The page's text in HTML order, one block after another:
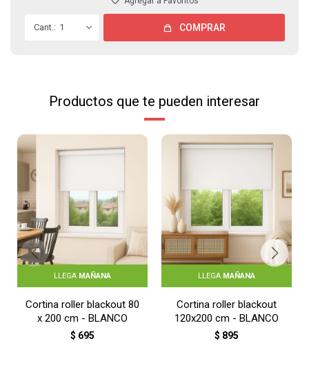
1 COMPRAR
Productos que te pueden interesar
LLEGA MAÑANA
Cortina roller blackout 80
x 200 cm - BLANCO
$ 695
LLEGA MAÑANA
Cortina roller blackout
120x200 cm - BLANCO
$ 895